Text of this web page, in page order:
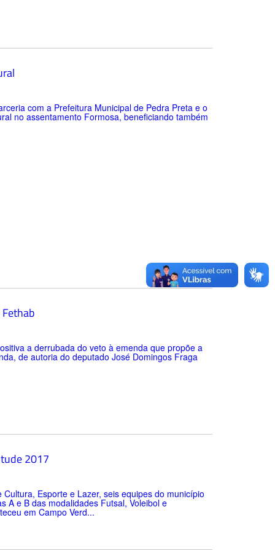
com a Prefeitura Municipal de Pedra Preta e o
no assentamento Formosa, beneficiando também
a derrubada do veto à emenda que propõe a
de autoria do deputado José Domingos Fraga
2017
Esporte e Lazer, seis equipes do município
A e B das modalidades Futsal, Voleibol e
em Campo Verd...